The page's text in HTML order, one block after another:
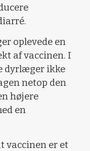
oplevede en
af vaccinen. I
dyrlæger ikke
netop den
højere
en
vaccinen er et